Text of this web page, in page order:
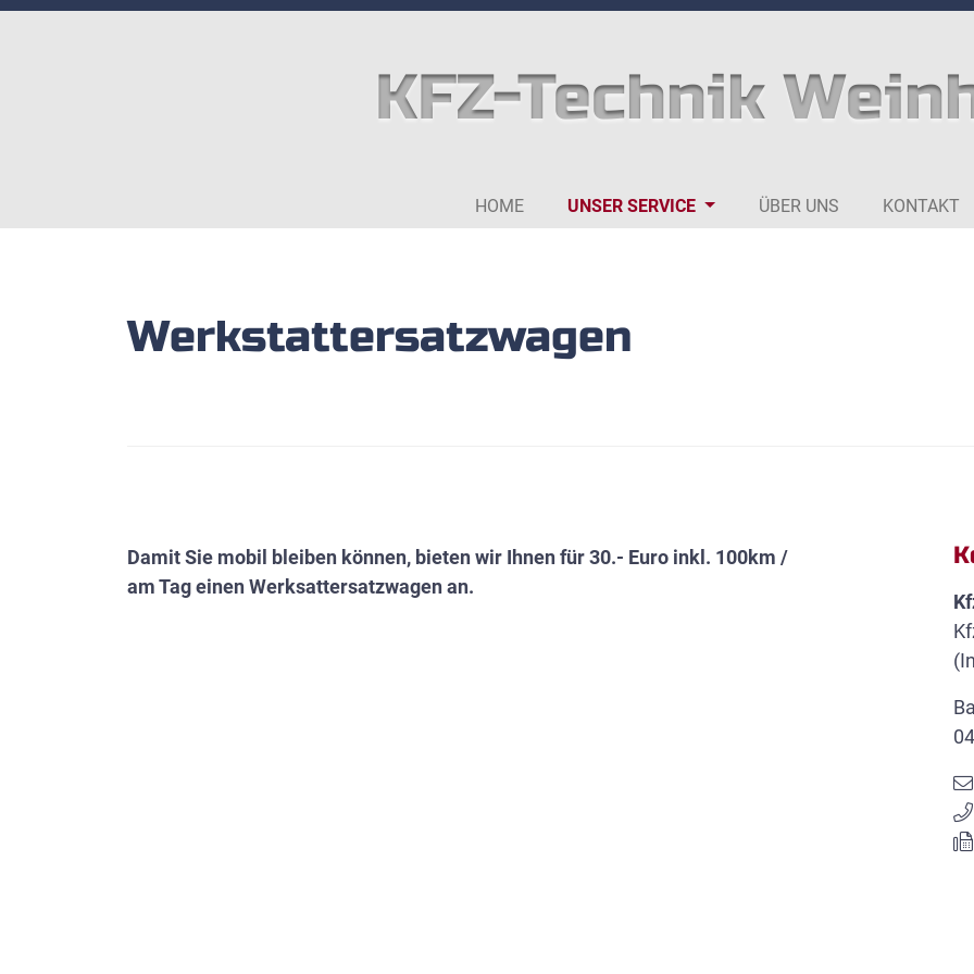
KFZ-Technik
HOME UNSER SERVICE ÜBER UNS KONTAKT
Werkstattersatzwagen
Damit Sie mobil bleiben können, bieten wir Ihnen für 30.- Euro inkl. 100km /
am Tag einen Werksattersatzwagen an.